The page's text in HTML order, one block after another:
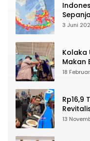
Yang
3 Juni
Kolaka
Makan
18
Rp16,9
13